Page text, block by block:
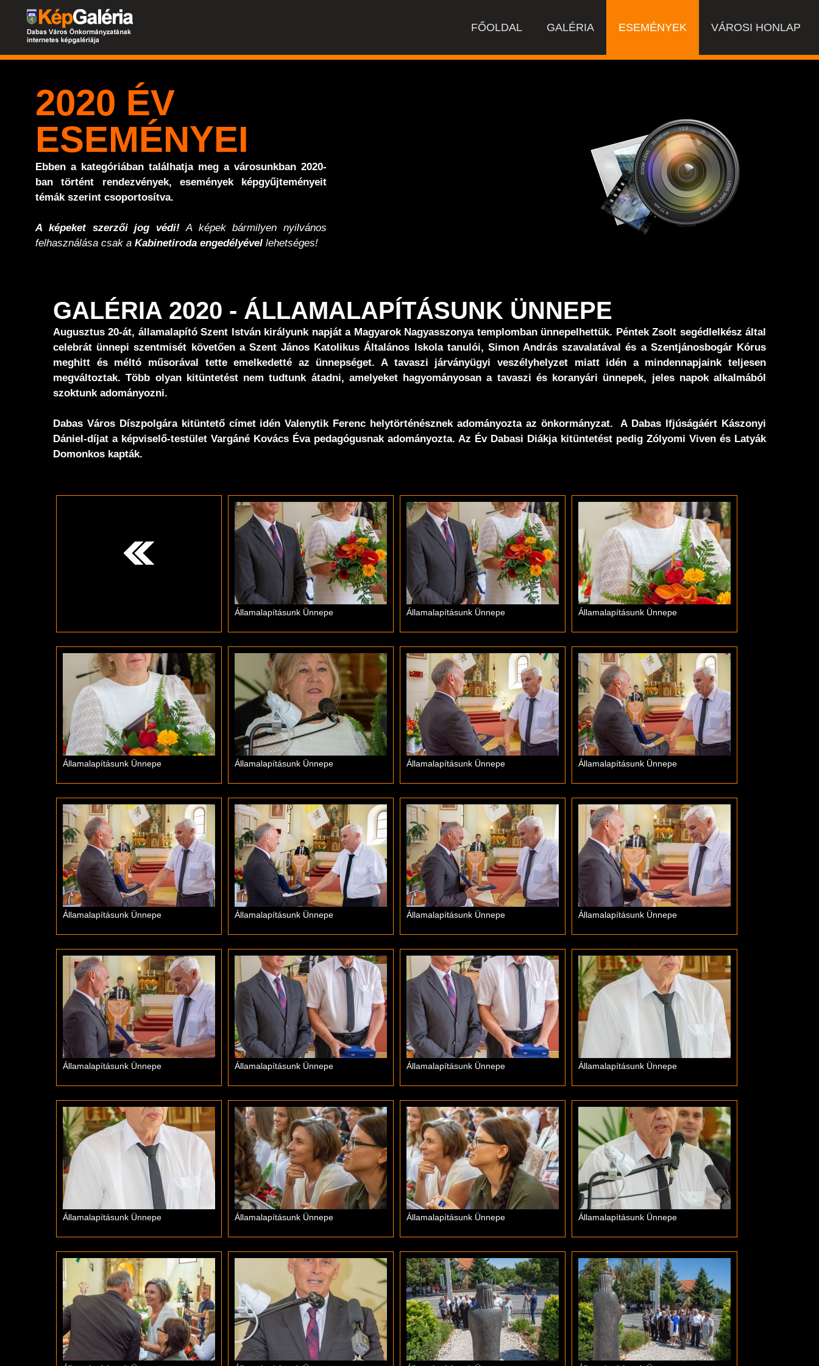
FŐOLDAL GALÉRIA ESEMÉNYEK VÁROSI HONLAP
2020 ÉV
ESEMÉNYEI
Ebben a kategóriában találhatja meg a városunkban 2020-
ban történt rendezvények, események képgyűjteményeit
témák szerint csoportosítva.
A képeket szerzői jog védi! A képek bármilyen nyilvános
felhasználása csak a Kabinetiroda engedélyével lehetséges!
GALÉRIA 2020 - ÁLLAMALAPÍTÁSUNK ÜNNEPE
Augusztus 20-át, államalapító Szent István királyunk napját a Magyarok Nagyasszonya templomban ünnepelhettük. Péntek Zsolt segédlelkész által
celebrát ünnepi szentmisét követően a Szent János Katolikus Általános Iskola tanulói, Simon András szavalatával és a Szentjánosbogár Kórus
meghitt és méltó műsorával tette emelkedetté az ünnepséget. A tavaszi járványügyi veszélyhelyzet miatt idén a mindennapjaink teljesen
megváltoztak. Több olyan kitüntetést nem tudtunk átadni, amelyeket hagyományosan a tavaszi és koranyári ünnepek, jeles napok alkalmából
szoktunk adományozni.
Dabas Város Díszpolgára kitüntető címet idén Valenytik Ferenc helytörténésznek adományozta az önkormányzat. A Dabas Ifjúságáért Kászonyi
Dániel-díjat a képviselő-testület Vargáné Kovács Éva pedagógusnak adományozta. Az Év Dabasi Diákja kitüntetést pedig Zólyomi Viven és Latyák
Domonkos kapták.
Államalapításunk Ünnepe Államalapításunk Ünnepe Államalapításunk Ünnepe
Államalapításunk Ünnepe Államalapításunk Ünnepe Államalapításunk Ünnepe Államalapításunk Ünnepe
Államalapításunk Ünnepe Államalapításunk Ünnepe Államalapításunk Ünnepe Államalapításunk Ünnepe
Államalapításunk Ünnepe Államalapításunk Ünnepe Államalapításunk Ünnepe Államalapításunk Ünnepe
Államalapításunk Ünnepe Államalapításunk Ünnepe Államalapításunk Ünnepe Államalapításunk Ünnepe